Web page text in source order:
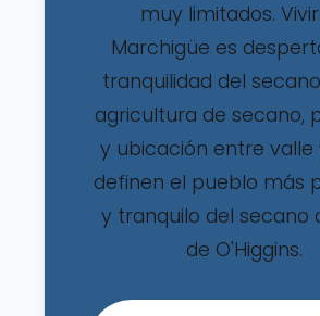
muy limitados.
Marchigüe es
tranquilidad del
agricultura de secano,
y ubicación entre valle
definen el pueblo más
y tranquilo del secano
de O'Higgins.